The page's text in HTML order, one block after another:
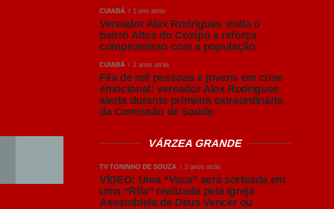
CUIABÁ 1 ano atrás
Vereador Alex Rodrigues visita o
bairro Altos do Coxipó e reforça
compromisso com a população
CUIABÁ 2 anos atrás
Fila de mil pessoas e jovens em crise
emocional: vereador Alex Rodrigues
alerta durante primeira extraordinária
da Comissão de Saúde
VÁRZEA GRANDE
TV TONINHO DE SOUZA 2 anos atrás
VÍDEO: Uma “Vaca” será sorteada em
uma “Rifa” realizada pela Igreja
Assembleia de Deus Vencer ou